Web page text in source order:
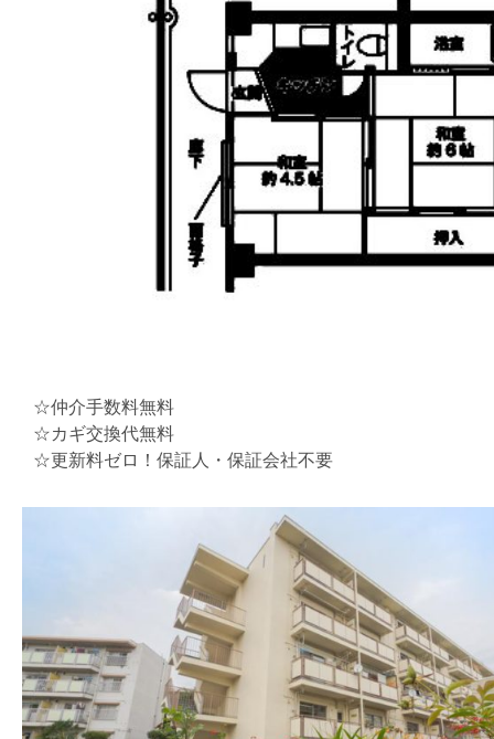
☆仲介手数料無料
☆カギ交換代無料
☆更新料ゼロ！保証人・保証会社不要